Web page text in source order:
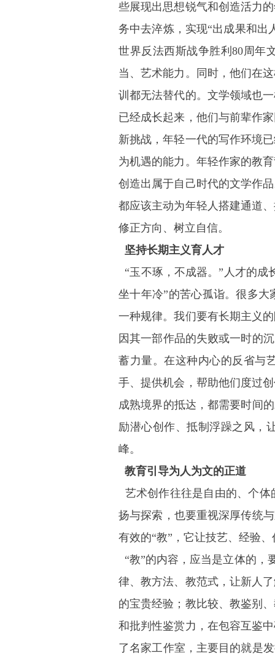
些展现出思想锐气和创造活力
务中去淬炼，实现“出成果和出
世界反法西斯战争胜利80周年
当、艺术能力。同时，他们在
训都无法替代的。文学领域也
已经成长起来，他们与前辈作
新挑战，年轻一代的写作环境
为机遇的能力。年轻作家的教
创造出属于自己时代的文学作
都应该主动为年轻人搭建通道
修正方向、树立自信。
坚持长期主义育人才
“玉不琢，不成器。”人才的成
坐十年冷”的苦心孤诣。很多
一种规律。我们要有长期主义
因其一部作品的失败或一时的
蓄力量。在这种内心的反省与
手、提供机会，帮助他们度过
成熟境界的抵达，都需要时间
励潜心创作、抵制浮躁之风，
峰。
教育引导为人为文的正道
艺术创作往往是自由的、个
扬与探索，也要重视深厚传统
有效的“教”，它让技艺、经验
“教”的内容，应当是立体的，
律、教方法、教范式，让新人
的宝贵经验；教比较、教鉴别
和批判性鉴赏力，在包容互鉴
了名家工作室，主要目的就是